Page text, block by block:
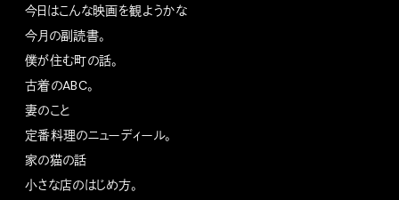
今日はこんな映画を観ようかな
今月の副読書。
僕が住む町の話。
古着のABC。
妻のこと
定番料理のニューディール。
家の猫の話
小さな店のはじめ方。